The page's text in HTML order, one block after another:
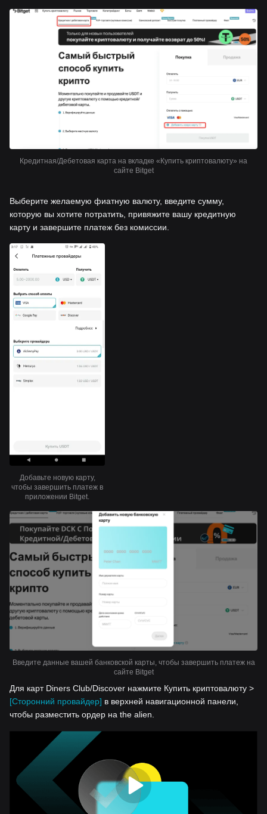
Кредитная/Дебетовая карта на вкладке «Купить криптовалюту» на
сайте Bitget
Выберите желаемую фиатную валюту, введите сумму,
которую вы хотите потратить, привяжите вашу кредитную
карту и завершите платеж без комиссии.
Добавьте новую карту,
чтобы завершить платеж в
приложении Bitget.
Введите данные вашей банковской карты, чтобы завершить платеж на
сайте Bitget
Для карт Diners Club/Discover нажмите Купить криптовалюту >
[Сторонний провайдер] в верхней навигационной панели,
чтобы разместить ордер на the alien.